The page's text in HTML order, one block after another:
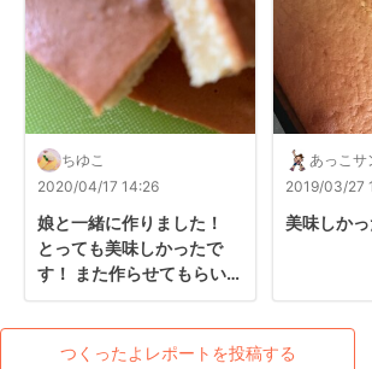
ちゆこ
2020/04/17 14:26
娘と一緒に作りました！
とっても美味しかったで
す！ また作らせてもらい
あっこサ
2019/03/27
美味しか
つくったよレポートを投稿する